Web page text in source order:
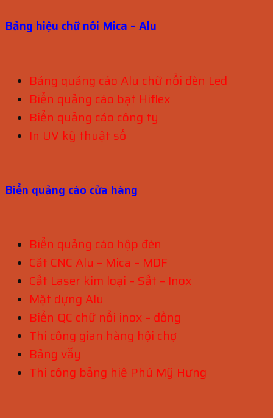
Bảng hiệu chữ nôi Mica – Alu
Bảng quảng cáo Alu chữ nổi đèn Led
Biển quảng cáo bạt Hiflex
Biển quảng cáo công ty
In UV kỹ thuật số
Biển quảng cáo cửa hàng
Biển quảng cáo hộp đèn
Căt CNC Alu – Mica – MDF
Cắt Laser kim loại – Sắt – Inox
Mặt dựng Alu
Biển QC chữ nổi inox – đồng
Thi công gian hàng hội chợ
Bảng vẫy
Thi công bảng hiệ Phú Mỹ Hưng